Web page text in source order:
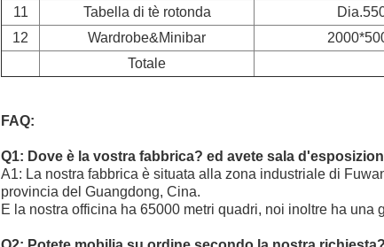
11
Tabella di tè rotonda
12
Wardrobe&Minibar
Totale
FAQ:
Q1: Dove è la vostra fabbrica? ed avete sala
A1: La nostra fabbrica è situata alla zona industriale di
provincia del Guangdong, Cina.
E la nostra officina ha 65000 metri quadri, noi inoltre ha